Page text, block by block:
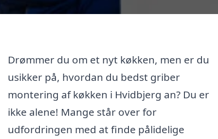
Drømmer du om et nyt køkken, men er du
usikker på, hvordan du bedst griber
montering af køkken i Hvidbjerg an? Du er
ikke alene! Mange står over for
udfordringen med at finde pålidelige